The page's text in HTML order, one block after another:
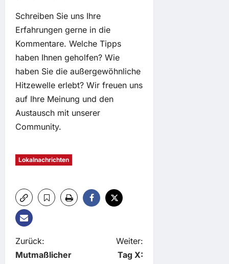
Schreiben Sie uns Ihre
Erfahrungen gerne in die
Kommentare. Welche Tipps
haben Ihnen geholfen? Wie
haben Sie die außergewöhnliche
Hitzewelle erlebt? Wir freuen uns
auf Ihre Meinung und den
Austausch mit unserer
Community.
Lokalnachrichten
B
Zurück:
Mutmaßlicher
Weiter:
Tag X: